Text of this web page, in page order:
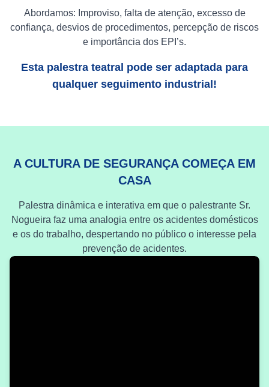
Abordamos: Improviso, falta de atenção, excesso de
confiança, desvios de procedimentos, percepção de riscos
e importância dos EPI’s.
Esta palestra teatral pode ser adaptada para
qualquer seguimento industrial!
A CULTURA DE SEGURANÇA COMEÇA EM
CASA
Palestra dinâmica e interativa em que o palestrante Sr.
Nogueira faz uma analogia entre os acidentes domésticos
e os do trabalho, despertando no público o interesse pela
prevenção de acidentes.